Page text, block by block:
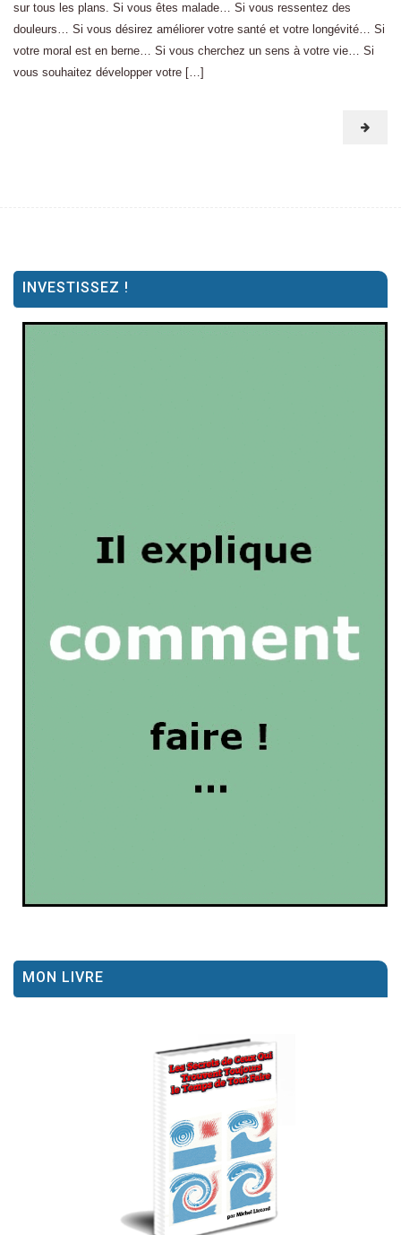
sur tous les plans. Si vous êtes malade… Si vous ressentez des
douleurs… Si vous désirez améliorer votre santé et votre longévité… Si
votre moral est en berne… Si vous cherchez un sens à votre vie… Si
vous souhaitez développer votre […]
INVESTISSEZ !
MON LIVRE